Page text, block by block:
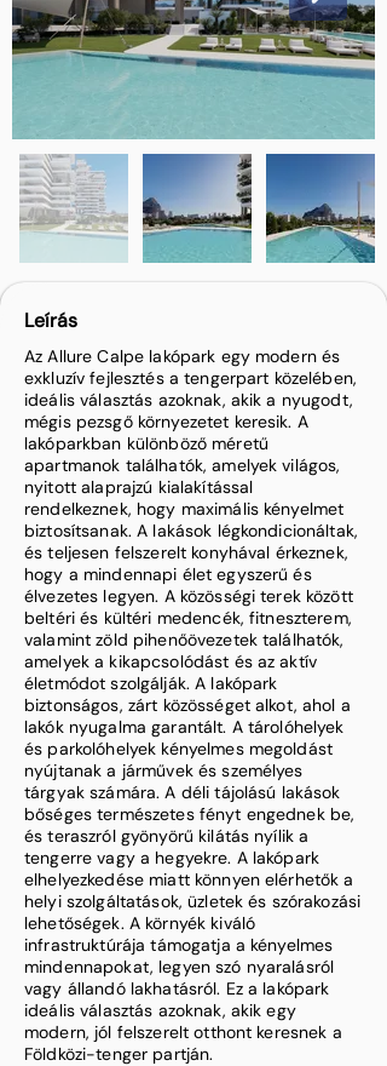
Leírás
Az Allure Calpe lakópark egy modern és
exkluzív fejlesztés a tengerpart közelében,
ideális választás azoknak, akik a nyugodt,
mégis pezsgő környezetet keresik. A
lakóparkban különböző méretű
apartmanok találhatók, amelyek világos,
nyitott alaprajzú kialakítással
rendelkeznek, hogy maximális kényelmet
biztosítsanak. A lakások légkondicionáltak,
és teljesen felszerelt konyhával érkeznek,
hogy a mindennapi élet egyszerű és
élvezetes legyen. A közösségi terek között
beltéri és kültéri medencék, fitneszterem,
valamint zöld pihenőövezetek találhatók,
amelyek a kikapcsolódást és az aktív
életmódot szolgálják. A lakópark
biztonságos, zárt közösséget alkot, ahol a
lakók nyugalma garantált. A tárolóhelyek
és parkolóhelyek kényelmes megoldást
nyújtanak a járművek és személyes
tárgyak számára. A déli tájolású lakások
bőséges természetes fényt engednek be,
és teraszról gyönyörű kilátás nyílik a
tengerre vagy a hegyekre. A lakópark
elhelyezkedése miatt könnyen elérhetők a
helyi szolgáltatások, üzletek és szórakozási
lehetőségek. A környék kiváló
infrastruktúrája támogatja a kényelmes
mindennapokat, legyen szó nyaralásról
vagy állandó lakhatásról. Ez a lakópark
ideális választás azoknak, akik egy
modern, jól felszerelt otthont keresnek a
Földközi-tenger partján.